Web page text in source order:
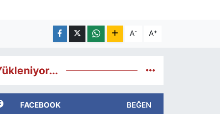
A- A+
FACEBOOK BEĞEN